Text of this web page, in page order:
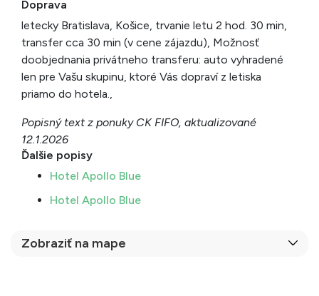
Doprava
letecky Bratislava, Košice, trvanie letu 2 hod. 30 min,
transfer cca 30 min (v cene zájazdu), Možnosť
doobjednania privátneho transferu: auto vyhradené
len pre Vašu skupinu, ktoré Vás dopraví z letiska
priamo do hotela.,
Popisný text z ponuky CK FIFO, aktualizované
12.1.2026
Ďalšie popisy
Hotel Apollo Blue
Hotel Apollo Blue
Zobraziť na mape